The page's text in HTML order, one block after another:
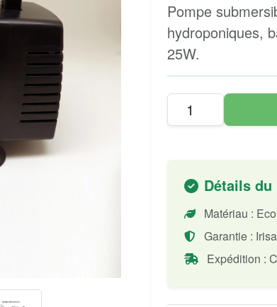
Pompe
hydroponiques,
25W.
Détails
Matériau :
Garantie :
Expédition :